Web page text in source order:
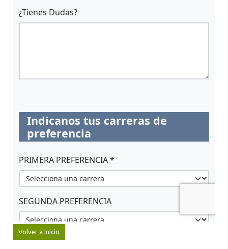
Volver a Inicio